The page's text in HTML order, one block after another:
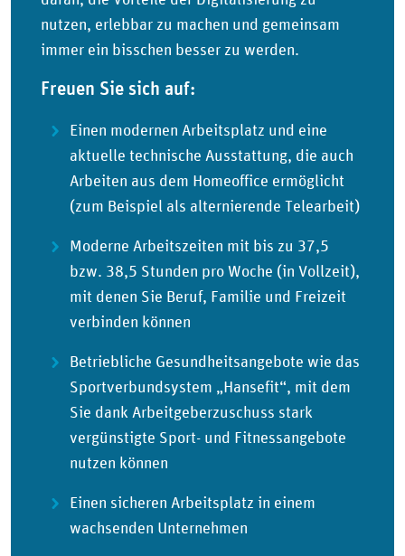
nutzen, erlebbar zu machen und gemeinsam
immer ein bisschen besser zu werden.
Freuen Sie sich auf:
Einen modernen Arbeitsplatz und eine
aktuelle technische Ausstattung, die auch
Arbeiten aus dem Homeoffice ermöglicht
(zum Beispiel als alternierende Telearbeit)
Moderne Arbeitszeiten mit bis zu 37,5
bzw. 38,5 Stunden pro Woche (in Vollzeit),
mit denen Sie Beruf, Familie und Freizeit
verbinden können
Betriebliche Gesundheitsangebote wie das
Sportverbundsystem „Hansefit“, mit dem
Sie dank Arbeitgeberzuschuss stark
vergünstigte Sport- und Fitnessangebote
nutzen können
Einen sicheren Arbeitsplatz in einem
wachsenden Unternehmen